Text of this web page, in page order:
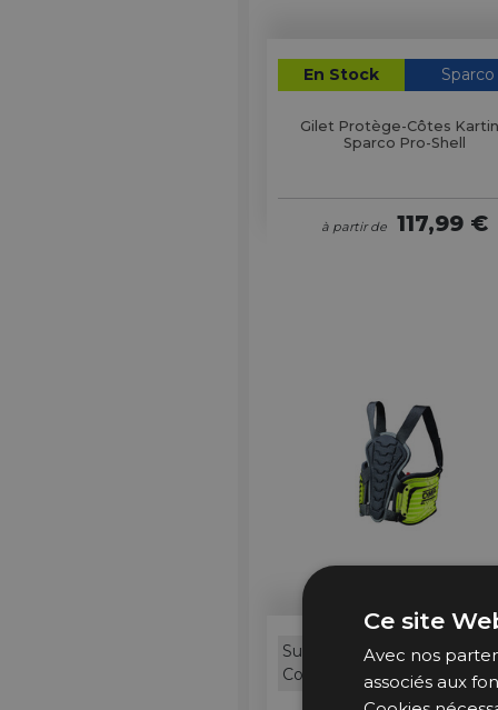
En Stock Sparco
Gilet Protège-Côtes
Sparco Pro-Shell
à partir de 117,99 €
Sur
Commande
OMP
Ce site
Avec nos
associés aux